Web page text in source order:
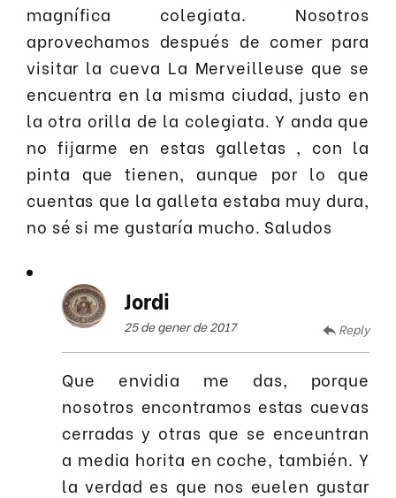
magnífica colegiata. Nosotros
aprovechamos después de comer para
visitar la cueva La Merveilleuse que se
encuentra en la misma ciudad, justo en
la otra orilla de la colegiata. Y anda que
no fijarme en estas galletas , con la
pinta que tienen, aunque por lo que
cuentas que la galleta estaba muy dura,
no sé si me gustaría mucho. Saludos
Jordi
25 de gener de 2017 Reply
Que envidia me das, porque
nosotros encontramos estas cuevas
cerradas y otras que se enceuntran
a media horita en coche, también. Y
la verdad es que nos euelen gustar